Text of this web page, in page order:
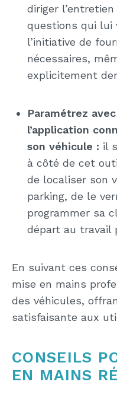
diriger
questions qui lui
l’initiative de
nécessaires,
explicitement
Paramétrez
l’application
son véhicule : il
à côté de cet
de localiser son
parking, de le
programmer sa
départ au travail
En suivant ces
mise en mains
des véhicules,
satisfaisante aux
CONSEILS
EN MAINS